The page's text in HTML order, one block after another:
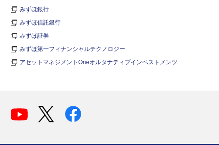
みずほ銀行
みずほ信託銀行
みずほ証券
みずほ第一フィナンシャルテクノロジー
アセットマネジメントOneオルタナティブインベストメンツ